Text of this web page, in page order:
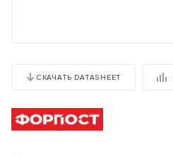
СКАЧАТЬ DATASHEET